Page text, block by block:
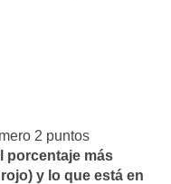
2 puntos
porcentaje más
y lo que está en